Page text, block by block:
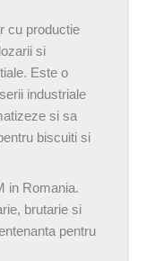
cu productie
si
Este o
industriale
si sa
biscuiti si
in Romania.
brutarie si
pentru